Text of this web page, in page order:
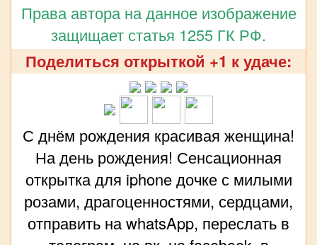
Права автора на данное изображение
защищает статья 1255 ГК РФ.
Поделиться открыткой +1 к удаче:
С днём рождения красивая женщина!
На день рождения! Сенсационная
открытка для iphone дочке с милыми
розами, драгоценностями, сердцами,
отправить на whatsApp, переслать в